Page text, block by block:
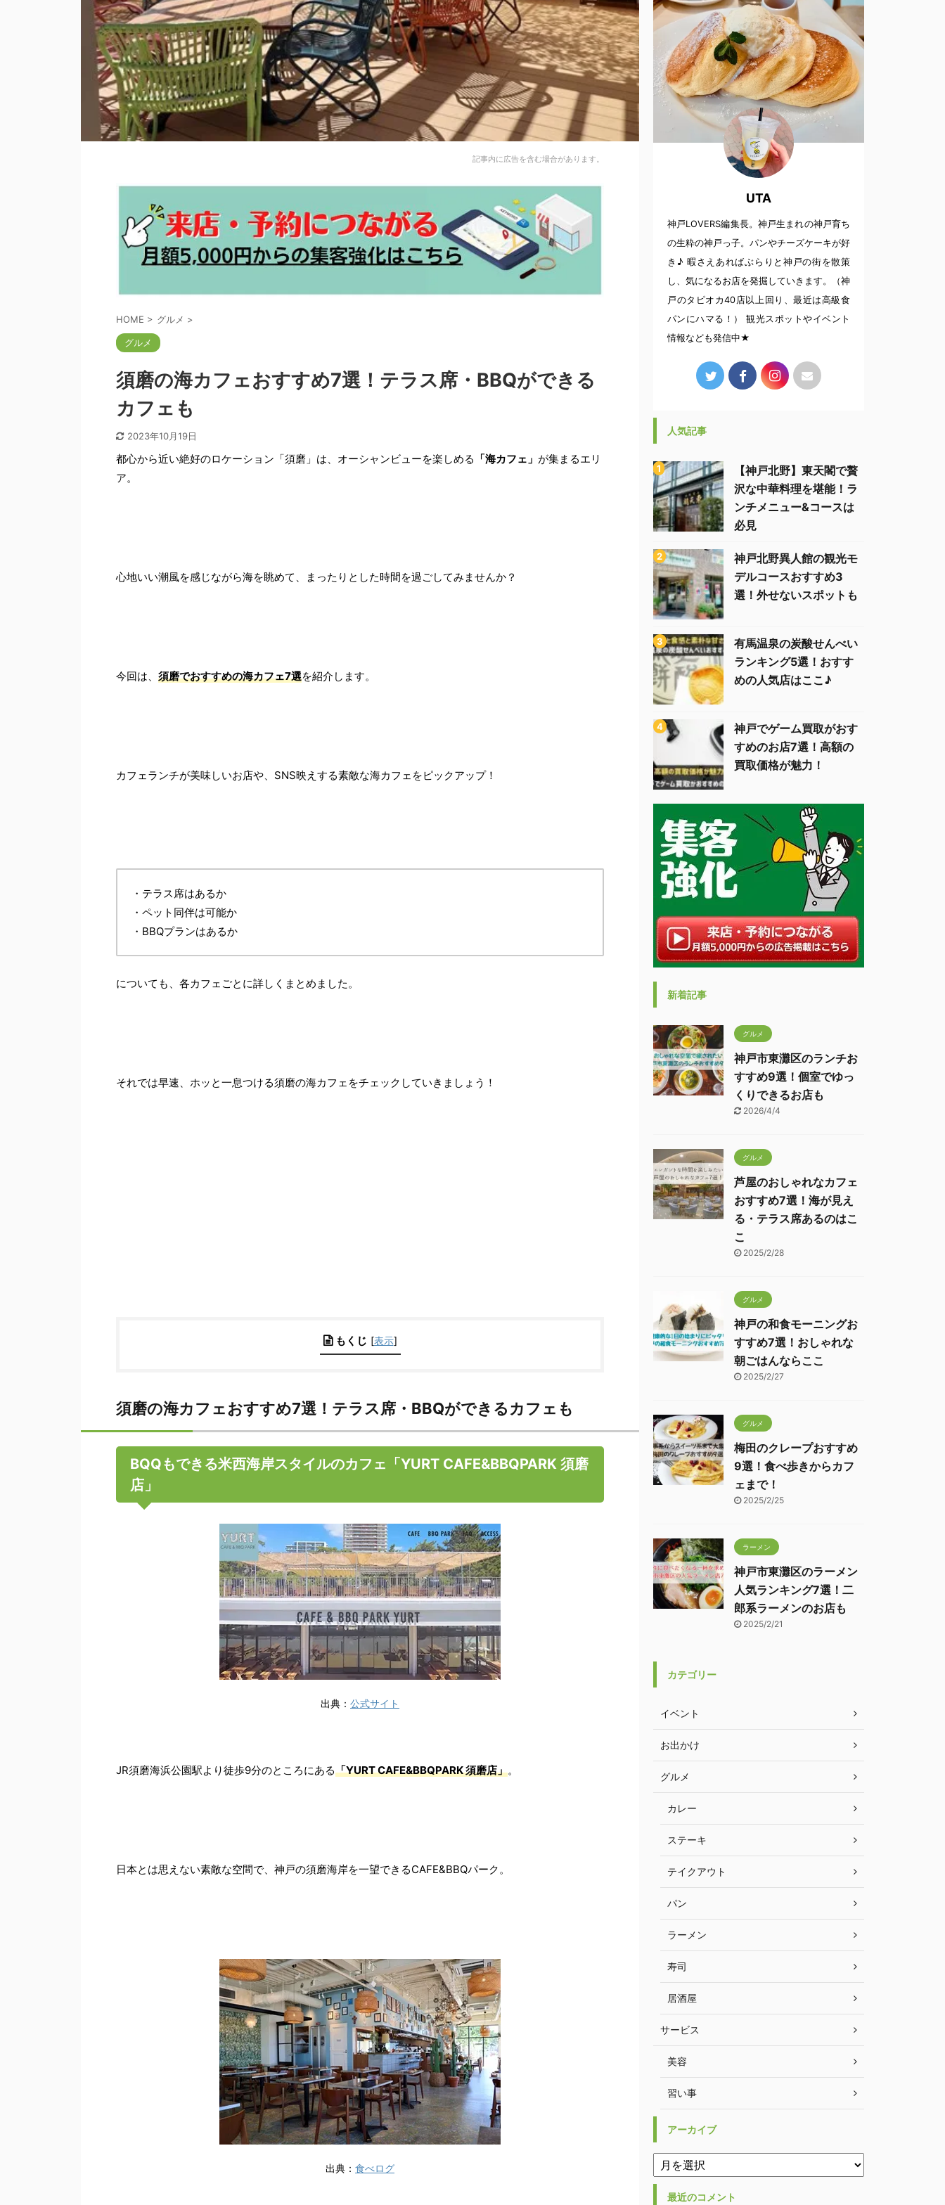
記事内に広告を含む場合があります。
HOME > グルメ >
グルメ
須磨の海カフェおすすめ7選！テラス席・BBQができる
カフェも
2023年10月19日
都心から近い絶好のロケーション「須磨」は、オーシャンビューを楽しめる 「海カフェ」 が集まるエリ
ア。
心地いい潮風を感じながら海を眺めて、まったりとした時間を過ごしてみませんか？
今回は、 須磨でおすすめの海カフェ7選を紹介します。
カフェランチが美味しいお店や、SNS映えする素敵な海カフェをピックアップ！
・テラス席はあるか
・ペット同伴は可能か
・BBQプランはあるか
についても、各カフェごとに詳しくまとめました。
それでは早速、ホッと一息つける須磨の海カフェをチェックしていきましょう！
もくじ [表示]
須磨の海カフェおすすめ7選！テラス席・BBQができるカフェも
BQQもできる米西海岸スタイルのカフェ「YURT CAFE&BBQPARK 須磨
店」
出典： 公式サイト
JR須磨海浜公園駅より徒歩9分のところにある「YURT CAFE&BBQPARK 須磨店」。
日本とは思えない素敵な空間で、神戸の須磨海岸を一望できるCAFE&BBQパーク。
出典： 食べログ
UTA
神戸LOVERS編集長。神戸生まれの神戸育ち
の生粋の神戸っ子。パンやチーズケーキが好
き♪ 暇さえあればぶらりと神戸の街を散策
し、気になるお店を発掘していきます。（神
戸のタピオカ40店以上回り、最近は高級食
パンにハマる！） 観光スポットやイベント
情報なども発信中★
人気記事
【神戸北野】東天閣で贅
沢な中華料理を堪能！ラ
ンチメニュー&コースは
必見
神戸北野異人館の観光モ
デルコースおすすめ3
選！外せないスポットも
有馬温泉の炭酸せんべい
ランキング5選！おすす
めの人気店はここ♪
神戸でゲーム買取がおす
すめのお店7選！高額の
買取価格が魅力！
新着記事
グルメ
神戸市東灘区のランチお
すすめ9選！個室でゆっ
くりできるお店も
2026/4/4
グルメ
芦屋のおしゃれなカフェ
おすすめ7選！海が見え
る・テラス席あるのはこ
こ
2025/2/28
グルメ
神戸の和食モーニングお
すすめ7選！おしゃれな
朝ごはんならここ
2025/2/27
グルメ
梅田のクレープおすすめ
9選！食べ歩きからカフ
ェまで！
2025/2/25
ラーメン
神戸市東灘区のラーメン
人気ランキング7選！二
郎系ラーメンのお店も
2025/2/21
カテゴリー
イベント
お出かけ
グルメ
カレー
ステーキ
テイクアウト
パン
ラーメン
寿司
居酒屋
サービス
美容
習い事
アーカイブ
最近のコメント